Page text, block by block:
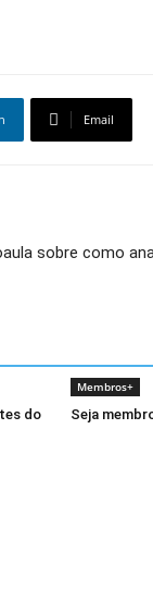
Email
sobre como
do
Membros+
Seja